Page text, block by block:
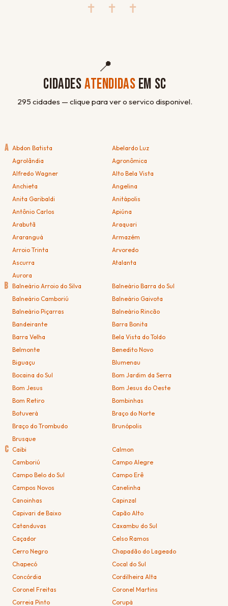
✝ ✝ ✝
📍
CIDADESATENDIDAS EM SC
295 cidades — clique para ver o servico disponivel.
A Abdon Batista
Abelardo Luz
Agrolândia
Agronômica
Alfredo Wagner
Alto Bela Vista
Anchieta
Angelina
Anita Garibaldi
Anitápolis
Antônio Carlos
Apiúna
Arabutã
Araquari
Araranguá
Armazém
Arroio Trinta
Arvoredo
Ascurra
Atalanta
Aurora
B Balneário Arroio do Silva
Balneário Barra do Sul
Balneário Camboriú
Balneário Gaivota
Balneário Piçarras
Balneário Rincão
Bandeirante
Barra Bonita
Barra Velha
Bela Vista do Toldo
Belmonte
Benedito Novo
Biguaçu
Blumenau
Bocaina do Sul
Bom Jardim da Serra
Bom Jesus
Bom Jesus do Oeste
Bom Retiro
Bombinhas
Botuverá
Braço do Norte
Braço do Trombudo
Brunópolis
Brusque
C Caibi
Calmon
Camboriú
Campo Alegre
Campo Belo do Sul
Campo Erê
Campos Novos
Canelinha
Canoinhas
Capinzal
Capivari de Baixo
Capão Alto
Catanduvas
Caxambu do Sul
Caçador
Celso Ramos
Cerro Negro
Chapadão do Lageado
Chapecó
Cocal do Sul
Concórdia
Cordilheira Alta
Coronel Freitas
Coronel Martins
Correia Pinto
Corupá